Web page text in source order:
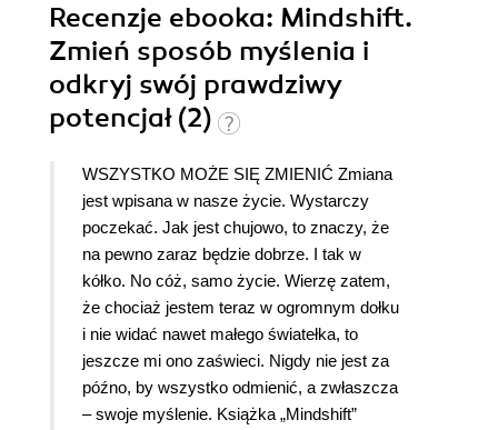
Recenzje ebooka: Mindshift.
Zmień sposób myślenia i
odkryj swój prawdziwy
potencjał (2)
WSZYSTKO MOŻE SIĘ ZMIENIĆ Zmiana
jest wpisana w nasze życie. Wystarczy
poczekać. Jak jest chujowo, to znaczy, że
na pewno zaraz będzie dobrze. I tak w
kółko. No cóż, samo życie. Wierzę zatem,
że chociaż jestem teraz w ogromnym dołku
i nie widać nawet małego światełka, to
jeszcze mi ono zaświeci. Nigdy nie jest za
późno, by wszystko odmienić, a zwłaszcza
– swoje myślenie. Książka „Mindshift”